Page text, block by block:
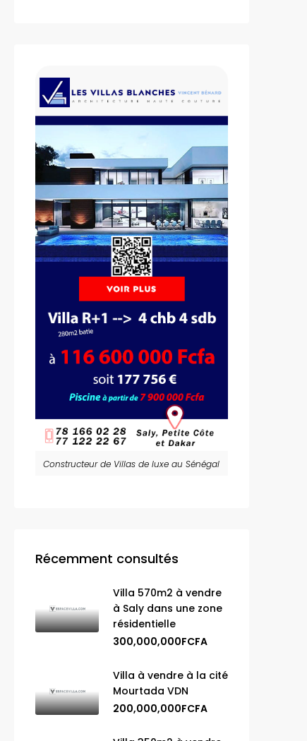
Constructeur de Villas de luxe au Sénégal
Récemment consultés
Villa 570m2 à vendre
à Saly dans une zone
résidentielle
300,000,000FCFA
Villa à vendre à la cité
Mourtada VDN
200,000,000FCFA